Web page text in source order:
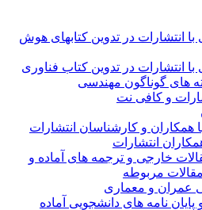
انتشارات در تدوین کتابهای هوش
انتشارات در تدوین کتاب فناوری
های گوناگون مهندسی
و کافی نت
همکاران و کارشناسان انتشارات
انتشارات
خارجی و ترجمه های آماده و
مربوطه
و معماری
نامه های دانشجویی آماده